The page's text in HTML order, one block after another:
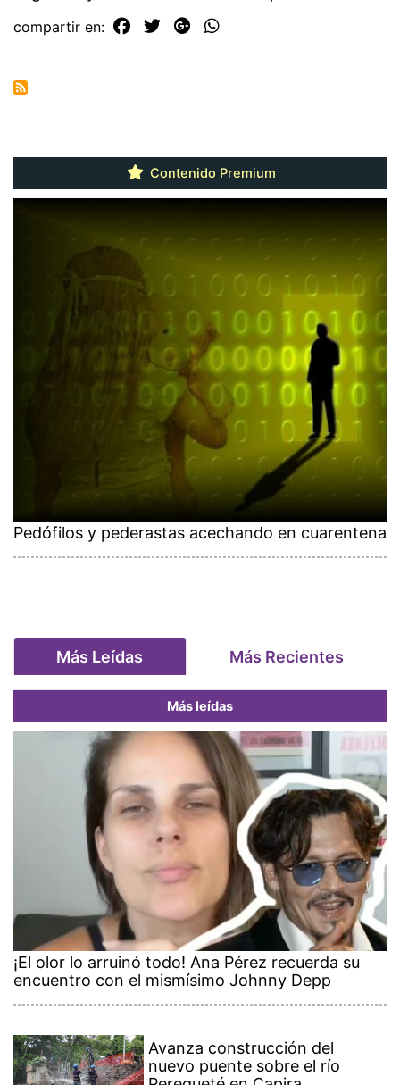
compartir en:
Contenido Premium
Pedófilos y pederastas acechando en cuarentena
Más Leídas Más Recientes
Más leídas
¡El olor lo arruinó todo! Ana Pérez recuerda su
encuentro con el mismísimo Johnny Depp
Avanza construcción del
nuevo puente sobre el río